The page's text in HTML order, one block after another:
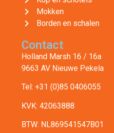
Mokken
Borden en schalen
Contact
Holland Marsh 16 / 16a
9663 AV Nieuwe Pekela
Tel: +31 (0)85 0406055
KVK: 42063888
BTW: NL869541547B01